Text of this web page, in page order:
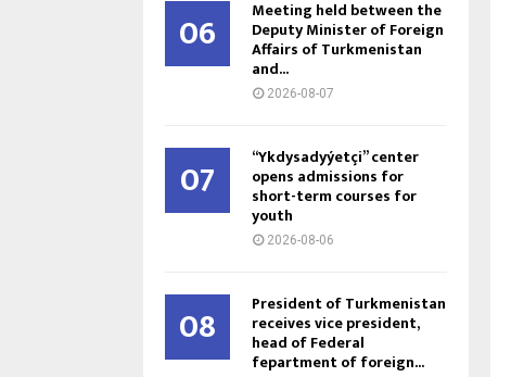
06 Meeting held between the
Deputy Minister of Foreign
Affairs of Turkmenistan
and...
2026-08-07
07 “Ykdysadyýetçi” center
opens admissions for
short-term courses for
youth
2026-08-06
08 President of Turkmenistan
receives vice president,
head of Federal
fepartment of foreign...